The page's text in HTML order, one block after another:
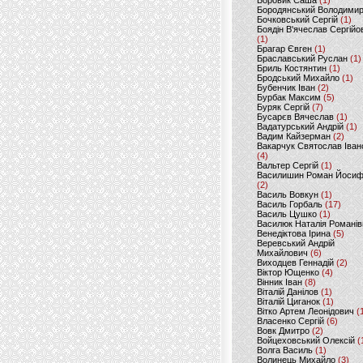
Бородянський Володимир
Бочковський Сергій (1)
Боядін В'ячеслав
(1)
Брагар Євген (1)
Браславський Руслан (1)
Бриль Костянтин (1)
Бродський Михайло (1)
Бубенчик Іван(2)
Бурбак Максим (5)
Буряк Сергій (7)
Бусарєв Вячеслав (1)
Вадатурський Андрій (1)
Вадим Кайзерман (2)
Вакарчук Святослав
(4)
Вальтер Сергій (1)
Василишин Роман
(2)
Василь Вовкун (1)
Василь Горбаль (17)
Василь Цушко (1)
Василюк Наталія
Венедіктова Ірина(5)
Веревський Андрій
Михайлович (6)
Виходцев Геннадій (2)
Віктор Ющенко (4)
Вінник Іван (8)
Віталій Данілов (1)
Віталій Циганок (1)
Вітко Артем Леонідович
Власенко Сергій (6)
Вовк Дмитро(2)
Войцеховський Олексій
Волга Василь (1)
Волинець Михайло (3)